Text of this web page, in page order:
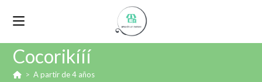
Cocorikííí
> A partir de 4 años